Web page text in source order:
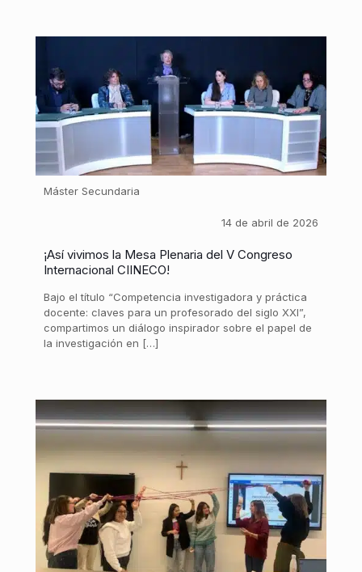
Máster Secundaria
14 de abril de 2026
¡Así vivimos la Mesa Plenaria del V Congreso
Internacional CIINECO!
Bajo el título “Competencia investigadora y práctica
docente: claves para un profesorado del siglo XXI”,
compartimos un diálogo inspirador sobre el papel de
la investigación en […]